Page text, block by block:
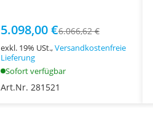
5.098,00 €6.066,62 €
exkl. 19% USt.,Versandkostenfreie
Lieferung
Sofort verfügbar
Art.Nr. 281521